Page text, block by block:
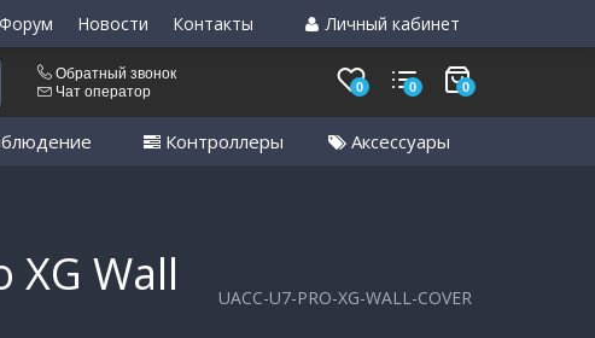
Форум Новости Контакты Личный кабинет
Обратный звонок
Чат оператор
0 0 0
Контроллеры Аксессуары
XG Wall UACC-U7-PRO-XG-WALL-COVER